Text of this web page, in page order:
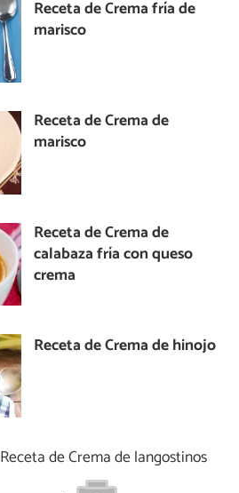
Receta de Crema fría de
marisco
Receta de Crema de
marisco
Receta de Crema de
calabaza fría con queso
crema
Receta de Crema de hinojo
Receta de Crema de langostinos